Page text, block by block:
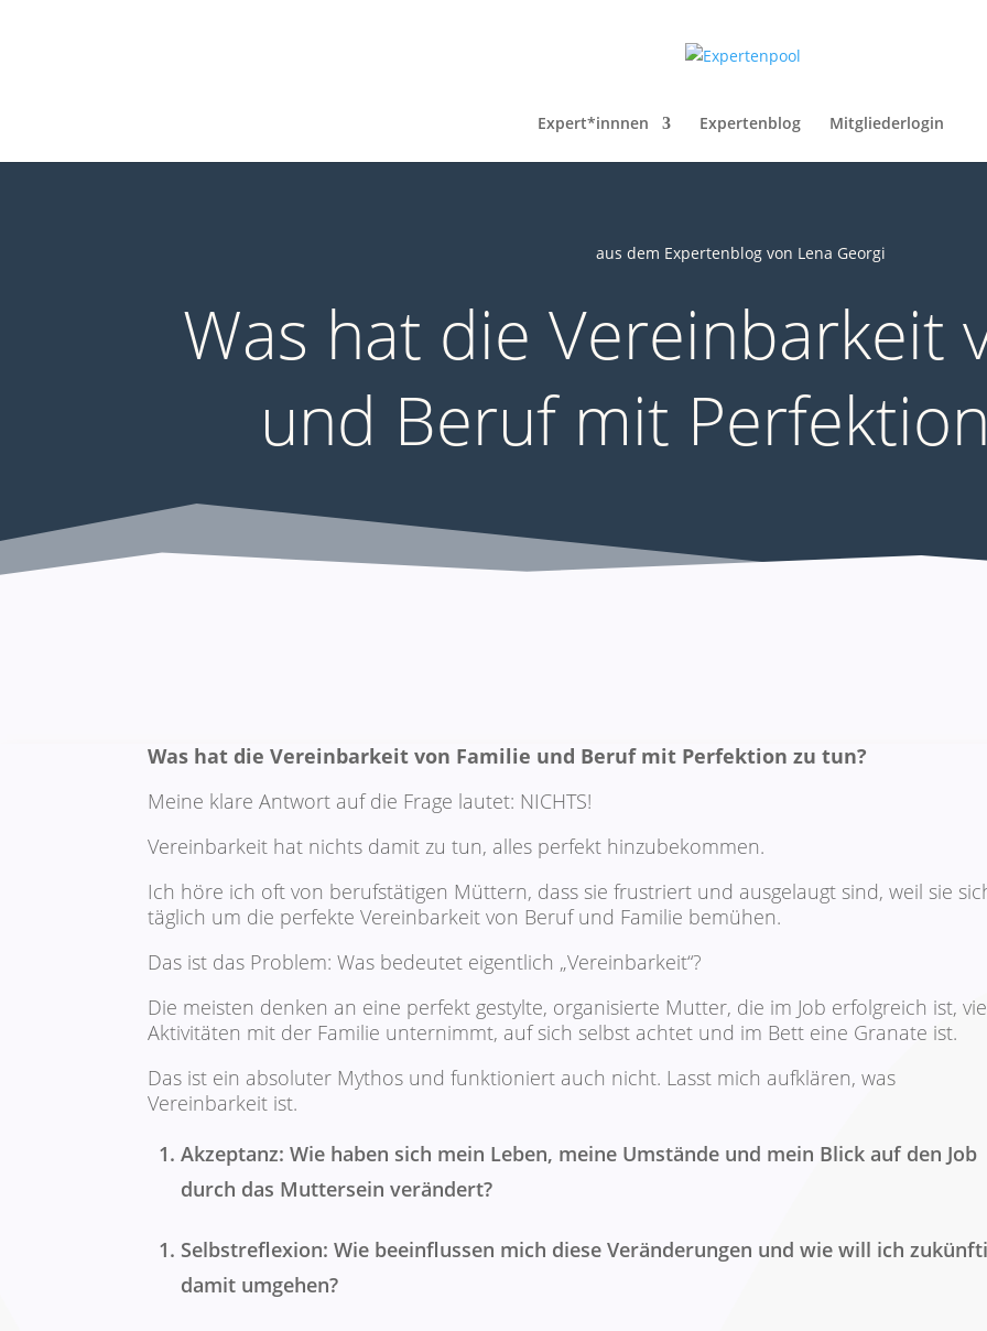
Expert*innnen Expertenblog Mitgliederlogin
aus dem Expertenblog von Lena Georgi
Was hat die Vereinbarkeit
und Beruf mit
Was hat die Vereinbarkeit von Familie und Beruf mit Perfektion zu tun?
Meine klare Antwort auf die Frage lautet: NICHTS!
Vereinbarkeit hat nichts damit zu tun, alles perfekt hinzubekommen.
Ich höre ich oft von berufstätigen Müttern, dass sie frustriert und ausgelaugt sind, weil sie
täglich um die perfekte Vereinbarkeit von Beruf und Familie bemühen.
Das ist das Problem: Was bedeutet eigentlich „Vereinbarkeit“?
Die meisten denken an eine perfekt gestylte, organisierte Mutter, die im Job erfolgreich ist,
Aktivitäten mit der Familie unternimmt, auf sich selbst achtet und im Bett eine Granate ist.
Das ist ein absoluter Mythos und funktioniert auch nicht. Lasst mich aufklären, was
Vereinbarkeit ist.
Akzeptanz: Wie haben sich mein Leben, meine Umstände und mein Blick auf den Job
durch das Muttersein verändert?
Selbstreflexion: Wie beeinflussen mich diese Veränderungen und wie will ich
damit umgehen?